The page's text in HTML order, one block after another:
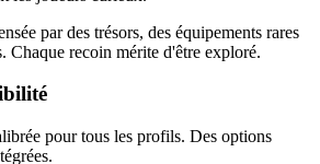
par des trésors, des équipements rares
Chaque recoin mérite d'être exploré.
pour tous les profils. Des options